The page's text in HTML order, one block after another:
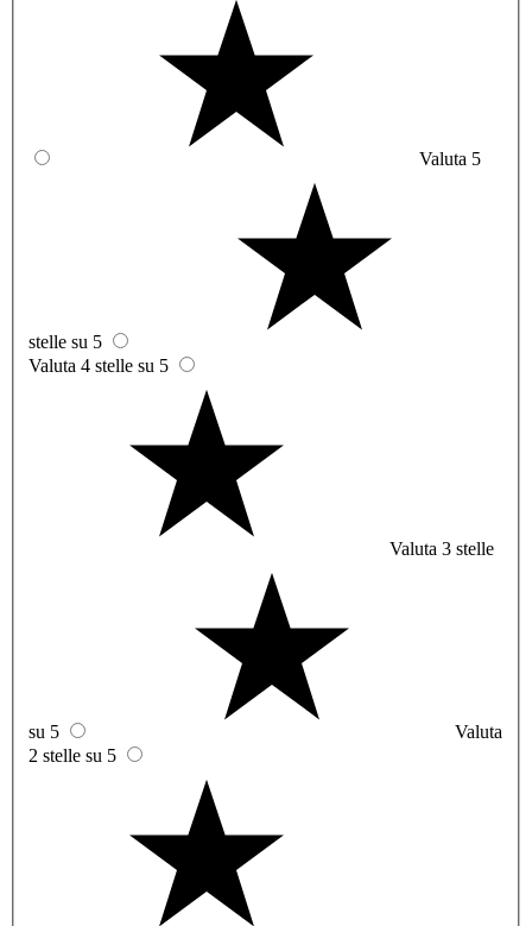
Valuta 5
stelle su 5
Valuta 4 stelle su 5
Valuta 3 stelle
su 5
Valuta
2 stelle su 5